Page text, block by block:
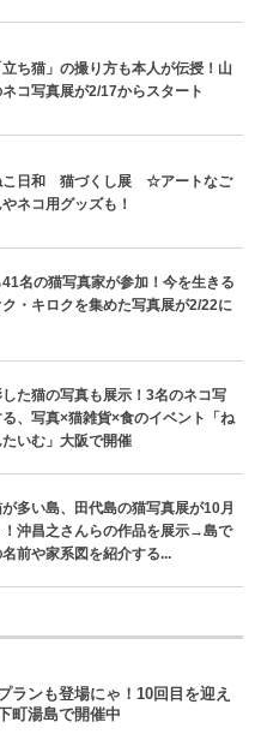
ち猫」の撮り方も本人が伝授！山
コ写真展が2/17からスタート
日和 猫づくし展 ☆アートなご
ネコ用グッズも！
41名の猫写真家が参加！今を生きる
・キロクを集めた写真展が2/22に
た猫の写真も展示！3名のネコ写
、写真×猫雑貨×食のイベント「ね
いむ」大阪で開催
多い島、田代島の猫写真展が10月
！沖昌之さんらの作品を展示→島で
前や家系図を紹介する...
ランも登場にゃ！10回目を迎え
町湯島で開催中